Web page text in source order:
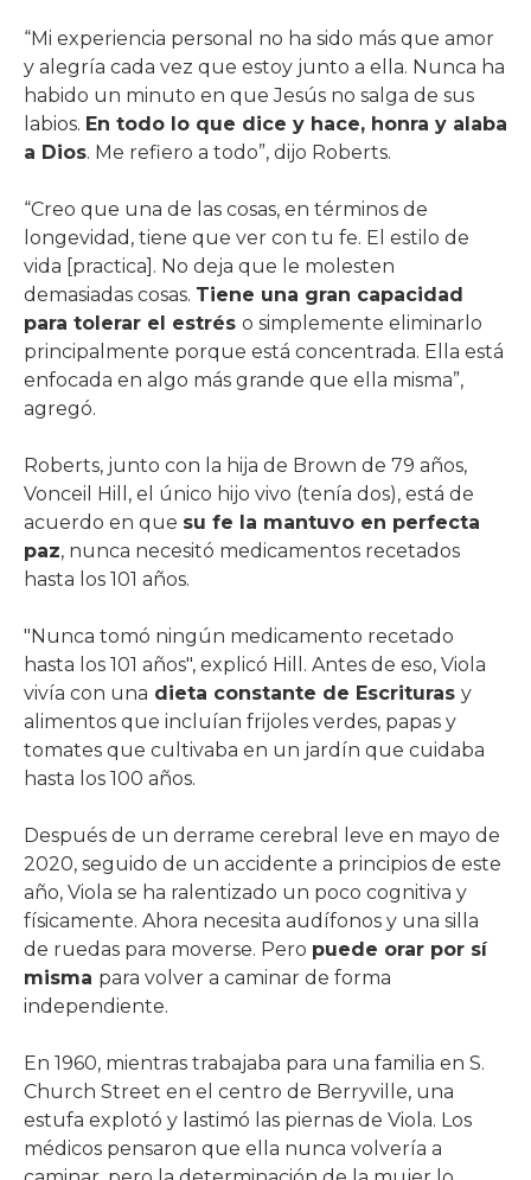
“Mi experiencia personal no ha sido más que amor
y alegría cada vez que estoy junto a ella. Nunca ha
habido un minuto en que Jesús no salga de sus
labios. En todo lo que dice y hace, honra y alaba
a Dios. Me refiero a todo”, dijo Roberts.
“Creo que una de las cosas, en términos de
longevidad, tiene que ver con tu fe. El estilo de
vida [practica]. No deja que le molesten
demasiadas cosas. Tiene una gran capacidad
para tolerar el estrés o simplemente eliminarlo
principalmente porque está concentrada. Ella está
enfocada en algo más grande que ella misma”,
agregó.
Roberts, junto con la hija de Brown de 79 años,
Vonceil Hill, el único hijo vivo (tenía dos), está de
acuerdo en que su fe la mantuvo en perfecta
paz, nunca necesitó medicamentos recetados
hasta los 101 años.
"Nunca tomó ningún medicamento recetado
hasta los 101 años", explicó Hill. Antes de eso, Viola
vivía con una dieta constante de Escrituras y
alimentos que incluían frijoles verdes, papas y
tomates que cultivaba en un jardín que cuidaba
hasta los 100 años.
Después de un derrame cerebral leve en mayo de
2020, seguido de un accidente a principios de este
año, Viola se ha ralentizado un poco cognitiva y
físicamente. Ahora necesita audífonos y una silla
de ruedas para moverse. Pero puede orar por sí
misma para volver a caminar de forma
independiente.
En 1960, mientras trabajaba para una familia en S.
Church Street en el centro de Berryville, una
estufa explotó y lastimó las piernas de Viola. Los
médicos pensaron que ella nunca volvería a